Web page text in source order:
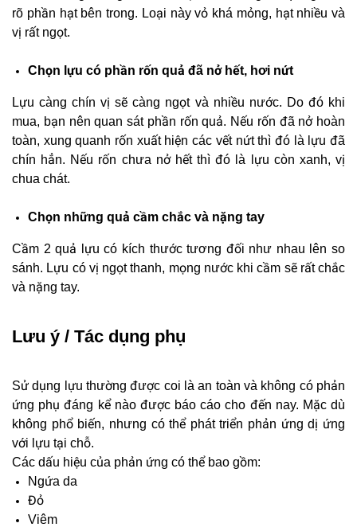
rõ phần hạt bên trong. Loại này vỏ khá mỏng, hạt nhiều và
vị rất ngọt.
Chọn lựu có phần rốn quả đã nở hết, hơi nứt
Lựu càng chín vị sẽ càng ngọt và nhiều nước. Do đó khi
mua, bạn nên quan sát phần rốn quả. Nếu rốn đã nở hoàn
toàn, xung quanh rốn xuất hiện các vết nứt thì đó là lựu đã
chín hẳn. Nếu rốn chưa nở hết thì đó là lựu còn xanh, vị
chua chát.
Chọn những quả cầm chắc và nặng tay
Cầm 2 quả lựu có kích thước tương đối như nhau lên so
sánh. Lựu có vị ngọt thanh, mọng nước khi cầm sẽ rất chắc
và nặng tay.
Lưu ý / Tác dụng phụ
Sử dụng lựu thường được coi là an toàn và không có phản
ứng phụ đáng kể nào được báo cáo cho đến nay. Mặc dù
không phổ biến, nhưng có thể phát triển phản ứng dị ứng
với lựu tại chỗ.
Các dấu hiệu của phản ứng có thể bao gồm:
Ngứa da
Đỏ
Viêm